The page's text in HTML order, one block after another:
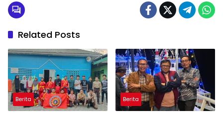
Related Posts
Berita Berita